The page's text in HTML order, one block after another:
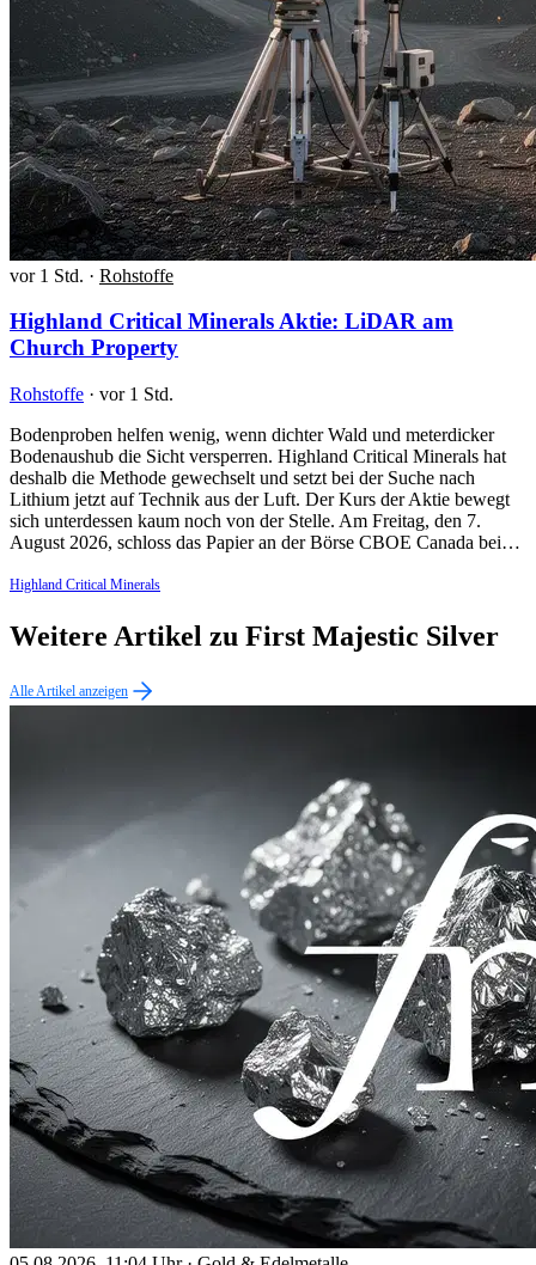
vor 1 Std. · Rohstoffe
Highland Critical Minerals Aktie: LiDAR am
Church Property
Rohstoffe · vor 1 Std.
Bodenproben helfen wenig, wenn dichter Wald und meterdicker
Bodenaushub die Sicht versperren. Highland Critical Minerals hat
deshalb die Methode gewechselt und setzt bei der Suche nach
Lithium jetzt auf Technik aus der Luft. Der Kurs der Aktie bewegt
sich unterdessen kaum noch von der Stelle. Am Freitag, den 7.
August 2026, schloss das Papier an der Börse CBOE Canada bei…
Highland Critical Minerals
Weitere Artikel zu First Majestic Silver
Alle Artikel anzeigen